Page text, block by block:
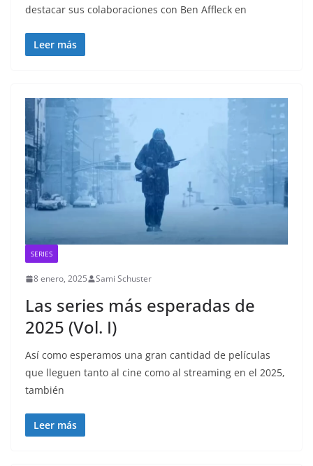
destacar sus colaboraciones con Ben Affleck en
Leer más
SERIES
8 enero, 2025 Sami Schuster
Las series más esperadas de
2025 (Vol. I)
Así como esperamos una gran cantidad de películas
que lleguen tanto al cine como al streaming en el 2025,
también
Leer más